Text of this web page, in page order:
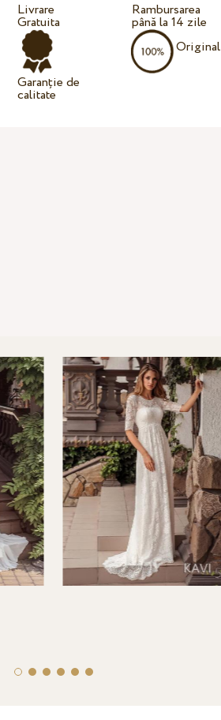
Livrare
Gratuita
Garanție de
calitate
Rambursarea
până la 14 zile
Original